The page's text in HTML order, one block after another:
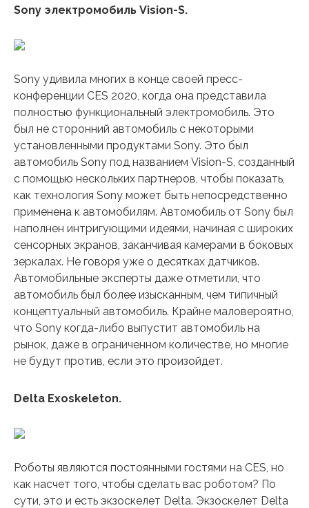
Sony электромобиль Vision-S.
Sony удивила многих в конце своей пресс-
конференции CES 2020, когда она представила
полностью функциональный электромобиль. Это
был не сторонний автомобиль с некоторыми
установленными продуктами Sony. Это был
автомобиль Sony под названием Vision-S, созданный
с помощью нескольких партнеров, чтобы показать,
как технология Sony может быть непосредственно
применена к автомобилям. Автомобиль от Sony был
наполнен интригующими идеями, начиная с широких
сенсорных экранов, заканчивая камерами в боковых
зеркалах. Не говоря уже о десятках датчиков.
Автомобильные эксперты даже отметили, что
автомобиль был более изысканным, чем типичный
концептуальный автомобиль. Крайне маловероятно,
что Sony когда-либо выпустит автомобиль на
рынок, даже в ограниченном количестве, но многие
не будут против, если это произойдет.
Delta Exoskeleton.
Роботы являются постоянными гостями на CES, но
как насчет того, чтобы сделать вас роботом? По
сути, это и есть экзоскелет Delta. Экзоскелет Delta